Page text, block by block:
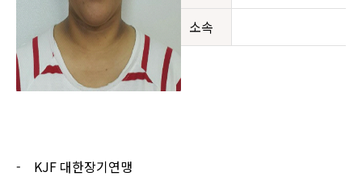
소속
- KJF 대한장기연맹